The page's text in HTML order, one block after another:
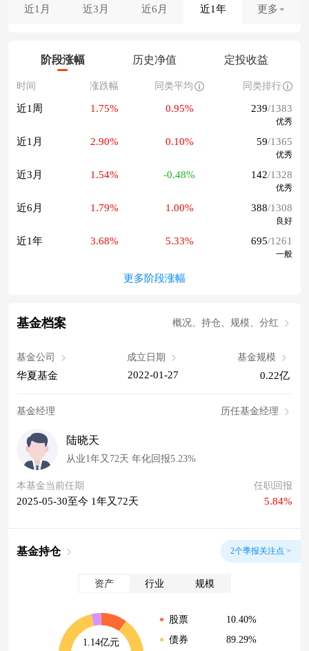
近1月 近3月 近6月 近1年 更多
阶段涨幅 历史净值 定投收益
时间 涨跌幅 同类平均 同类排行
近1周 1.75% 0.95% 239/1383
优秀
近1月 2.90% 0.10% 59/1365
优秀
近3月 1.54% -0.48% 142/1328
优秀
近6月 1.79% 1.00% 388/1308
良好
近1年 3.68% 5.33% 695/1261
一般
更多阶段涨幅
基金档案 概况、持仓、规模、分红
基金公司
华夏基金
成立日期
2022-01-27
基金规模
0.22亿
基金经理 历任基金经理
陆晓天
从业1年又72天 年化回报5.23%
本基金当前任期
2025-05-30至今 1年又72天
任职回报
5.84%
基金持仓 2个季报关注点 >
资产 行业 规模
1.14亿元
股票
10.40%
债券
89.29%